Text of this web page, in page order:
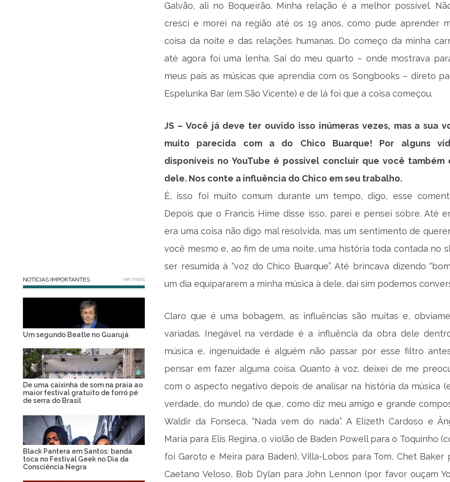
Galvão, ali no Boqueirão. Minha relação é a melhor possível.
cresci e morei na região até os 19 anos, como pude aprender
coisa da noite e das relações humanas. Do começo da minha
até agora foi uma lenha. Saí do meu quarto – onde mostrava
meus pais as músicas que aprendia com os Songbooks – direto
Espelunka Bar (em São Vicente) e de lá foi que a coisa começou.
JS – Você já deve ter ouvido isso inúmeras vezes, mas a sua
muito parecida com a do Chico Buarque! Por alguns
disponíveis no YouTube é possível concluir que você também
dele. Nos conte a influência do Chico em seu trabalho.
É, isso foi muito comum durante um tempo, digo, esse
Depois que o Francis Hime disse isso, parei e pensei sobre. Até
era uma coisa não digo mal resolvida, mas um sentimento de
você mesmo e, ao fim de uma noite, uma história toda contada no
ser resumida à “voz do Chico Buarque”. Até brincava dizendo
um dia equipararem a minha música à dele, daí sim podemos
Claro que é uma bobagem, as influências são muitas e,
variadas. Inegável na verdade é a influência da obra dele
música e, ingenuidade é alguém não passar por esse filtro
pensar em fazer alguma coisa. Quanto à voz, deixei de me
com o aspecto negativo depois de analisar na história da música
verdade, do mundo) de que, como diz meu amigo e grande
Waldir da Fonseca, “Nada vem do nada”. A Elizeth Cardoso e
Maria para Elis Regina, o violão de Baden Powell para o Toquinho
foi Garoto e Meira para Baden), Villa-Lobos para Tom, Chet Baker
Caetano Veloso, Bob Dylan para John Lennon (por favor ouçam
NOTÍCIAS IMPORTANTES ver mais
Um segundo Beatle no Guarujá
De uma caixinha de som na praia ao
maior festival gratuito de forró pé
de serra do Brasil
Black Pantera em Santos: banda
toca no Festival Geek no Dia da
Consciência Negra